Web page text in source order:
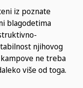
iz poznate
blagodetima
njihovog
ne treba
više od toga.